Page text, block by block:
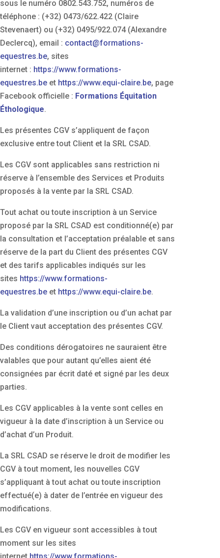
sous le numéro 0802.543.752, numéros de
téléphone : (+32) 0473/622.422 (Claire
Stevenaert) ou (+32) 0495/922.074 (Alexandre
Declercq), email : contact@formations-
equestres.be, sites
internet : https://www.formations-
equestres.be et https://www.equi-claire.be, page
Facebook officielle : Formations Équitation
Éthologique.
Les présentes CGV s’appliquent de façon
exclusive entre tout Client et la SRL CSAD.
Les CGV sont applicables sans restriction ni
réserve à l’ensemble des Services et Produits
proposés à la vente par la SRL CSAD.
Tout achat ou toute inscription à un Service
proposé par la SRL CSAD est conditionné(e) par
la consultation et l’acceptation préalable et sans
réserve de la part du Client des présentes CGV
et des tarifs applicables indiqués sur les
sites https://www.formations-
equestres.be et https://www.equi-claire.be.
La validation d’une inscription ou d’un achat par
le Client vaut acceptation des présentes CGV.
Des conditions dérogatoires ne sauraient être
valables que pour autant qu’elles aient été
consignées par écrit daté et signé par les deux
parties.
Les CGV applicables à la vente sont celles en
vigueur à la date d’inscription à un Service ou
d’achat d’un Produit.
La SRL CSAD se réserve le droit de modifier les
CGV à tout moment, les nouvelles CGV
s’appliquant à tout achat ou toute inscription
effectué(e) à dater de l’entrée en vigueur des
modifications.
Les CGV en vigueur sont accessibles à tout
moment sur les sites